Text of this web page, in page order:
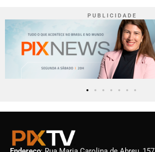
P U B L I C I D A D E